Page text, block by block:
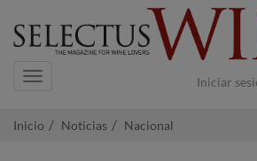
Iniciar
Navigation
Inicio Noticias Nacional